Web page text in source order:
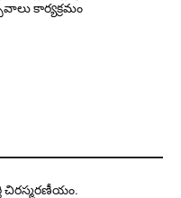
కార్యక్రమం
చిరస్మరణీయం.